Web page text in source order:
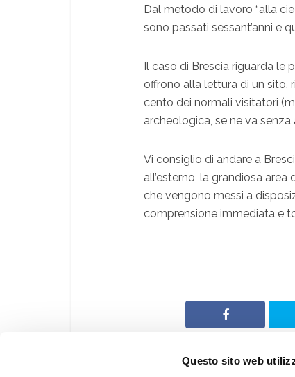
Questo sito web
Dal metodo di lavoro “alla
sono passati sessant’anni e
Il caso di Brescia riguarda le
offrono alla lettura di un sito,
cento dei normali visitatori
archeologica, se ne va
Vi consiglio di andare a
all’esterno, la grandiosa
che vengono messi a
comprensione immediata e